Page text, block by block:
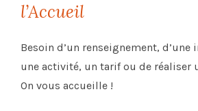
l’Accueil
Besoin d’un renseignement,
une activité, un tarif ou de réaliser
On vous accueille !